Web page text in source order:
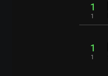
1
1
1
1